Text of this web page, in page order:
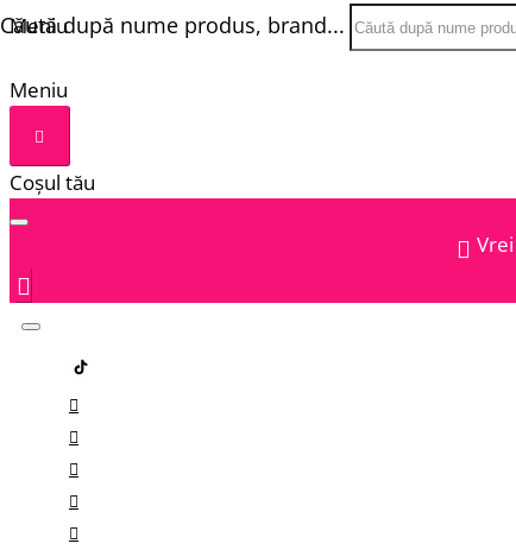
Meniu
Meniu
Coșul tău
Căută după nume produs, brand...